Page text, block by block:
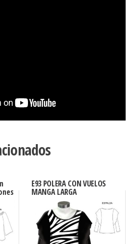
E93 POLERA CON VUELOS
MANGA LARGA